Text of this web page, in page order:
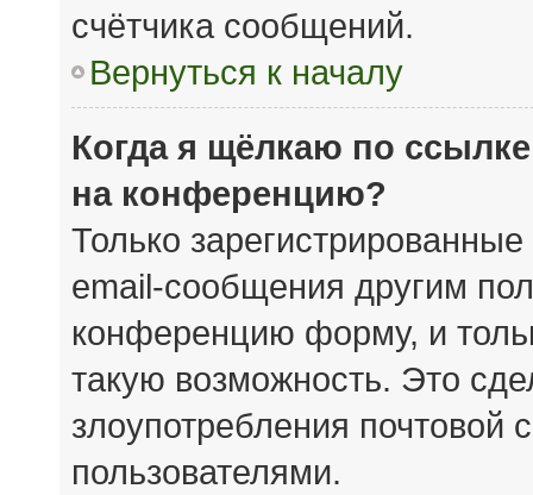
счётчика сообщений.
Вернуться к началу
Когда я щёлкаю по
на конференцию?
Только
email-сообщения другим
конференцию форму, и
такую возможность. Это
злоупотребления
пользователями.